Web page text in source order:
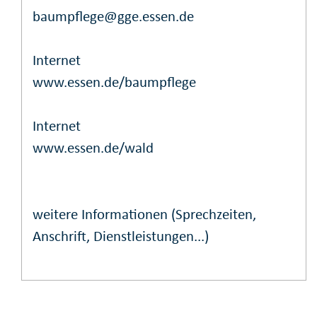
baumpflege@gge.essen.de
Internet
www.essen.de/baumpflege
Internet
www.essen.de/wald
weitere Informationen (Sprechzeiten,
Anschrift, Dienstleistungen...)